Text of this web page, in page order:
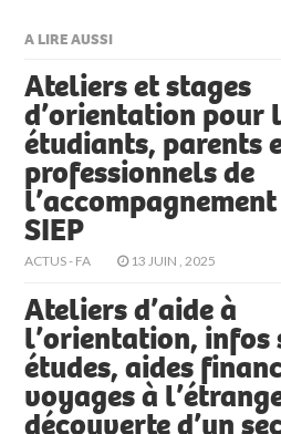
A LIRE AUSSI
Ateliers et stages
d’orientation pour
étudiants, parents
professionnels de
SIEP
ACTUS - FA 13 JUIN , 2025
Ateliers d’aide à
l’orientation, infos
études, aides
voyages à
découverte d’un